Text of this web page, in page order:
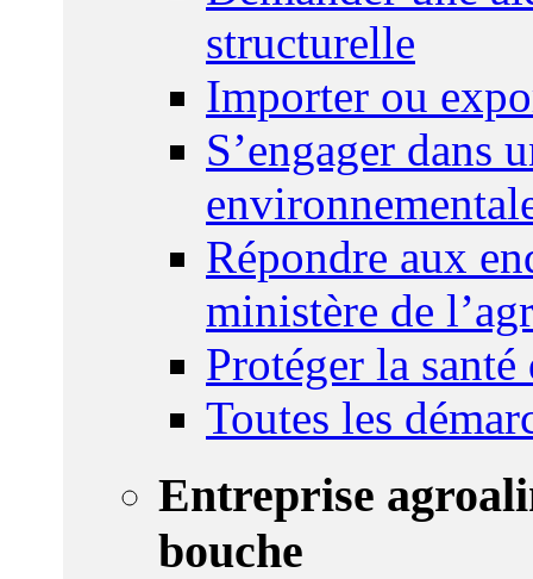
structurelle
Importer ou
S’engager dans
Répondre aux
ministère de
Protéger la
Toutes les
Entreprise
bouche